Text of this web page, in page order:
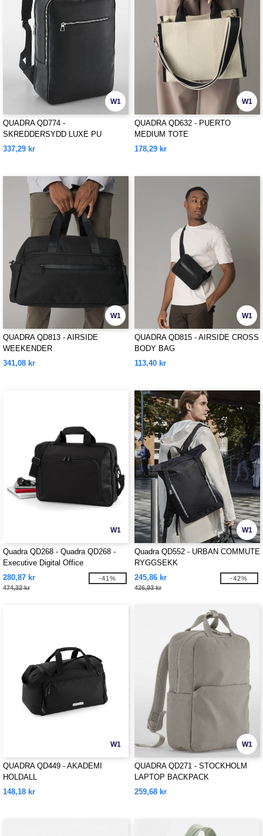
W1
QUADRA QD774 -
SKREDDERSYDD LUXE PU
RYGGSEKK
337,29 kr
W1
QUADRA QD632 - PUERTO
MEDIUM TOTE
178,29 kr
W1
QUADRA QD813 - AIRSIDE
WEEKENDER
341,08 kr
W1
QUADRA QD815 - AIRSIDE CROSS
BODY BAG
113,40 kr
W1
Quadra QD268 - Quadra QD268 -
Executive Digital Office
280,87 kr
474,32 kr
-41%
W1
Quadra QD552 - URBAN COMMUTE
RYGGSEKK
245,86 kr
426,93 kr
-42%
W1
QUADRA QD449 - AKADEMI
HOLDALL
148,18 kr
W1
QUADRA QD271 - STOCKHOLM
LAPTOP BACKPACK
259,68 kr